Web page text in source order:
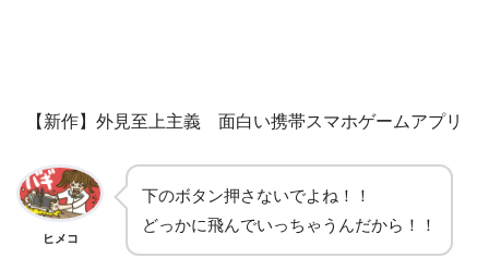
【新作】外見至上主義 面白い携帯スマホゲームアプリ
ヒメコ
下のボタン押さないでよね！！
どっかに飛んでいっちゃうんだから！！